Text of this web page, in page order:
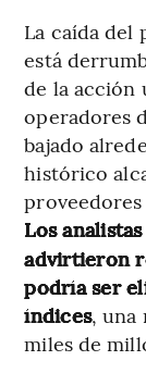
La caída del
está
de la acción
operadores
bajado
histórico
Los
advirtieron
podría ser
índices, una
miles de